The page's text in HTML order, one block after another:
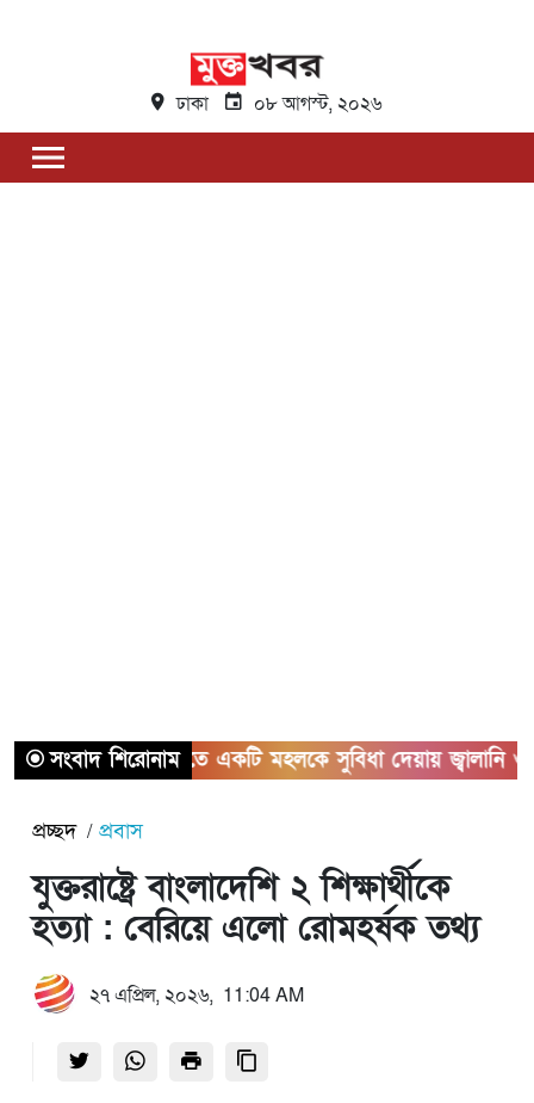
ঢাকা ০৮ আগস্ট, ২০২৬
সংবাদ শিরোনাম
অতীতে একটি মহলকে সুবিধা দেয়ায় জ্বালানি ও বিদ্যুতের
প্রচ্ছদ প্রবাস
যুক্তরাষ্ট্রে বাংলাদেশি ২ শিক্ষার্থীকে
হত্যা : বেরিয়ে এলো রোমহর্ষক তথ্য
২৭ এপ্রিল, ২০২৬, 11:04 AM